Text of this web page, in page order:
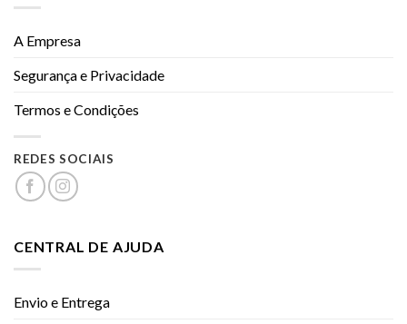
A Empresa
Segurança e Privacidade
Termos e Condições
REDES SOCIAIS
CENTRAL DE AJUDA
Envio e Entrega